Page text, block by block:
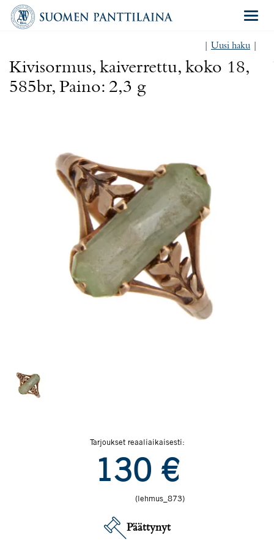
Uusi haku
Kivisormus, kaiverrettu, koko 18,
585br, Paino: 2,3 g
Tarjoukset reaaliaikaisesti:
130 €
(lehmus_873)
Päättynyt